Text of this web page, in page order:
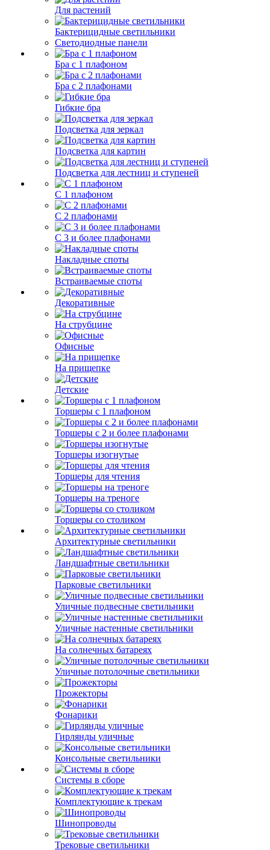
Для растений
Бактерицидные светильники
Светодиодные панели
Бра с 1 плафоном
Бра с 2 плафонами
Гибкие бра
Подсветка для зеркал
Подсветка для картин
Подсветка для лестниц и ступеней
С 1 плафоном
С 2 плафонами
С 3 и более плафонами
Накладные споты
Встраиваемые споты
Декоративные
На струбцине
Офисные
На прищепке
Детские
Торшеры с 1 плафоном
Торшеры с 2 и более плафонами
Торшеры изогнутые
Торшеры для чтения
Торшеры на треноге
Торшеры со столиком
Архитектурные светильники
Ландшафтные светильники
Парковые светильники
Уличные подвесные светильники
Уличные настенные светильники
На солнечных батареях
Уличные потолочные светильники
Прожекторы
Фонарики
Гирлянды уличные
Консольные светильники
Системы в сборе
Комплектующие к трекам
Шинопроводы
Трековые светильники